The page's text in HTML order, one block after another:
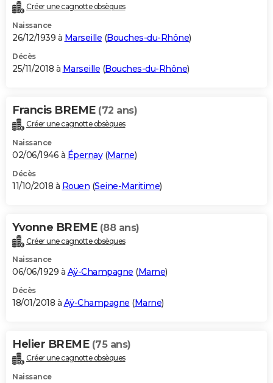
Créer une cagnotte obsèques
Naissance
26/12/1939 à Marseille (Bouches-du-Rhône)
Décès
25/11/2018 à Marseille (Bouches-du-Rhône)
Francis BREME (72 ans)
Créer une cagnotte obsèques
Naissance
02/06/1946 à Épernay(Marne)
Décès
11/10/2018 à Rouen (Seine-Maritime)
Yvonne BREME (88 ans)
Créer une cagnotte obsèques
Naissance
06/06/1929 à Aÿ-Champagne (Marne)
Décès
18/01/2018 à Aÿ-Champagne (Marne)
Helier BREME (75 ans)
Créer une cagnotte obsèques
Naissance